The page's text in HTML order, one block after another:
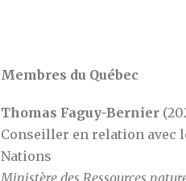
Membres du Québec
Thomas Faguy-Bernier
Conseiller en relation avec
Nations
Ministère des Ressources